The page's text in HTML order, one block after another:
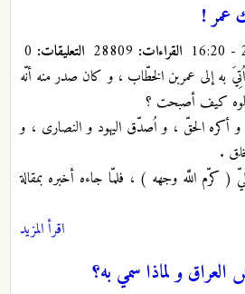
عمر !
القراءات: التعليقات:
به إلى عمربن الخطّاب ، و كان صدر منه أنّه
كيف أصبحت ؟
الحقّ ، و اُصدّق اليهود و النصارى‏ ، و
.
( كرّم اللَّه وجهه ) ، فلمّا جاءه أخبره بمقالة
اقرأ المزيد
و لماذا سمي به؟